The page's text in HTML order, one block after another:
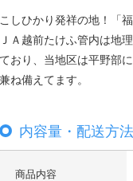
こしひかり発祥の地！「
ＪＡ越前たけふ管内は地
ており、当地区は平野部
兼ね備えてます。
内容量・配送方
商品内容